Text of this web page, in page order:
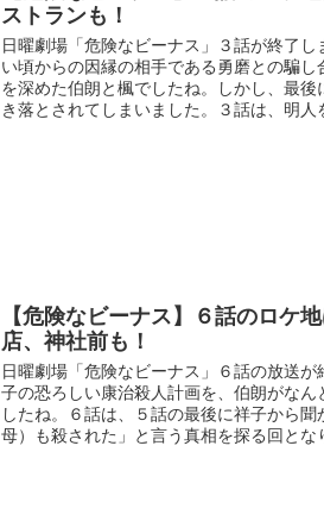
ストランも！
日曜劇場「危険なビーナス」３話が終了
い頃からの因縁の相手である勇磨との騙
を深めた伯朗と楓でしたね。しかし、最
き落とされてしまいました。３話は、明人
【危険なビーナス】６話のロケ
店、神社前も！
日曜劇場「危険なビーナス」６話の放送
子の恐ろしい康治殺人計画を、伯朗がなん
したね。６話は、５話の最後に祥子から
母）も殺された」と言う真相を探る回とな